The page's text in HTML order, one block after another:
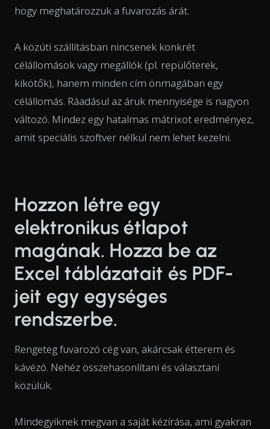
hogy meghatározzuk a fuvarozás árát.
A közúti szállításban nincsenek konkrét
célállomások vagy megállók (pl. repülőterek,
kikötők), hanem minden cím önmagában egy
célállomás. Ráadásul az áruk mennyisége is nagyon
változó. Mindez egy hatalmas mátrixot eredményez,
amit speciális szoftver nélkül nem lehet kezelni.
Hozzon létre egy
elektronikus étlapot
magának. Hozza be az
Excel táblázatait és PDF-
jeit egy egységes
rendszerbe.
Rengeteg fuvarozó cég van, akárcsak étterem és
kávézó. Nehéz összehasonlítani és választani
közülük.
Mindegyiknek megvan a saját kézírása, ami gyakran